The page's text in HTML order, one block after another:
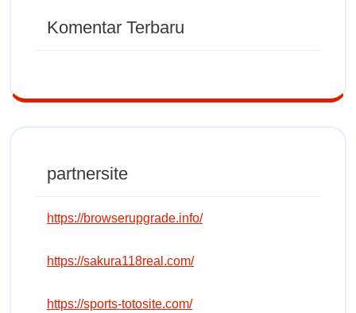
Komentar Terbaru
partnersite
https://browserupgrade.info/
https://sakura118real.com/
https://sports-totosite.com/